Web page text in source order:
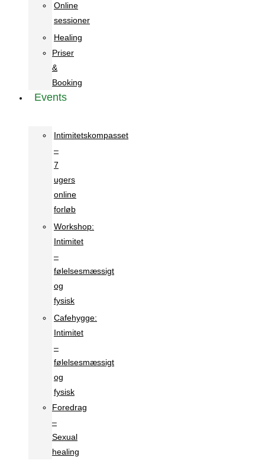
Online
sessioner
Healing
Priser
&
Booking
Events
Intimitetskompasset
–
7
ugers
online
forløb
Workshop:
Intimitet
–
følelsesmæssigt
og
fysisk
Cafehygge:
Intimitet
–
følelsesmæssigt
og
fysisk
Foredrag
–
Sexual
healing